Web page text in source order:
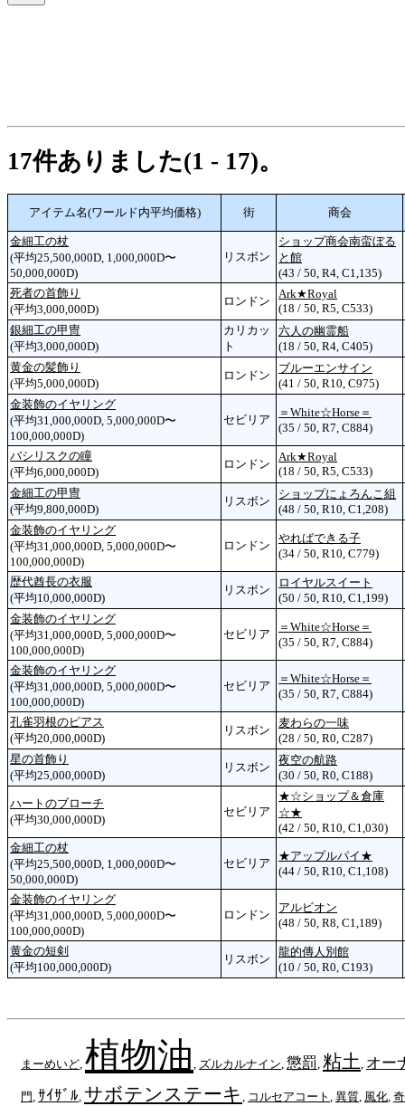
17件ありました(1 - 17)。
アイテム名(ワールド内平均価格) 街 商会
金細工の杖
(平均25,500,000D, 1,000,000D〜
50,000,000D)
リスボン
ショップ商会南蛮ぼる
と館
(43 / 50, R4, C1,135)
死者の首飾り
(平均3,000,000D)
ロンドン
Ark★Royal
(18 / 50, R5, C533)
銀細工の甲冑
(平均3,000,000D)
カリカッ
ト
六人の幽霊船
(18 / 50, R4, C405)
黄金の髪飾り
(平均5,000,000D)
ロンドン
ブルーエンサイン
(41 / 50, R10, C975)
金装飾のイヤリング
(平均31,000,000D, 5,000,000D〜
100,000,000D)
セビリア
＝White☆Horse＝
(35 / 50, R7, C884)
バシリスクの瞳
(平均6,000,000D)
ロンドン
Ark★Royal
(18 / 50, R5, C533)
金細工の甲冑
(平均9,800,000D)
リスボン
ショップにょろんこ組
(48 / 50, R10, C1,208)
金装飾のイヤリング
(平均31,000,000D, 5,000,000D〜
100,000,000D)
ロンドン
やればできる子
(34 / 50, R10, C779)
歴代酋長の衣服
(平均10,000,000D)
リスボン
ロイヤルスイート
(50 / 50, R10, C1,199)
金装飾のイヤリング
(平均31,000,000D, 5,000,000D〜
100,000,000D)
セビリア
＝White☆Horse＝
(35 / 50, R7, C884)
金装飾のイヤリング
(平均31,000,000D, 5,000,000D〜
100,000,000D)
セビリア
＝White☆Horse＝
(35 / 50, R7, C884)
孔雀羽根のピアス
(平均20,000,000D)
リスボン
麦わらの一味
(28 / 50, R0, C287)
星の首飾り
(平均25,000,000D)
リスボン
夜空の航路
(30 / 50, R0, C188)
ハートのブローチ
(平均30,000,000D)
セビリア
★☆ショップ＆倉庫
☆★
(42 / 50, R10, C1,030)
金細工の杖
(平均25,500,000D, 1,000,000D〜
50,000,000D)
セビリア
★アップルパイ★
(44 / 50, R10, C1,108)
金装飾のイヤリング
(平均31,000,000D, 5,000,000D〜
100,000,000D)
ロンドン
アルビオン
(48 / 50, R8, C1,189)
黄金の短剣
(平均100,000,000D)
リスボン
龍的傳人別館
(10 / 50, R0, C193)
まーめいど 植物油 ズルカルナイン 懲罰 粘土 オー
門 ｻｲｻﾞﾙ サボテンステーキ コルセアコート 異質 風化